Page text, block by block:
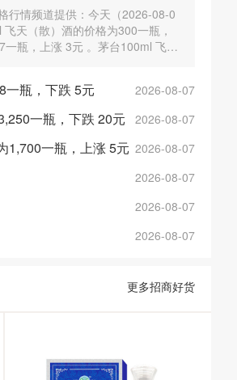
行情频道提供：今天（2026-08-0
天（散）酒的价格为300一瓶，
一瓶，上涨 3元 。茅台100ml 飞天
2026-08-07
一瓶，下跌 5元
2026-08-07
一瓶，下跌 20元
2026-08-07
1,700一瓶，上涨 5元
2026-08-07
2026-08-07
2026-08-07
更多招商好货